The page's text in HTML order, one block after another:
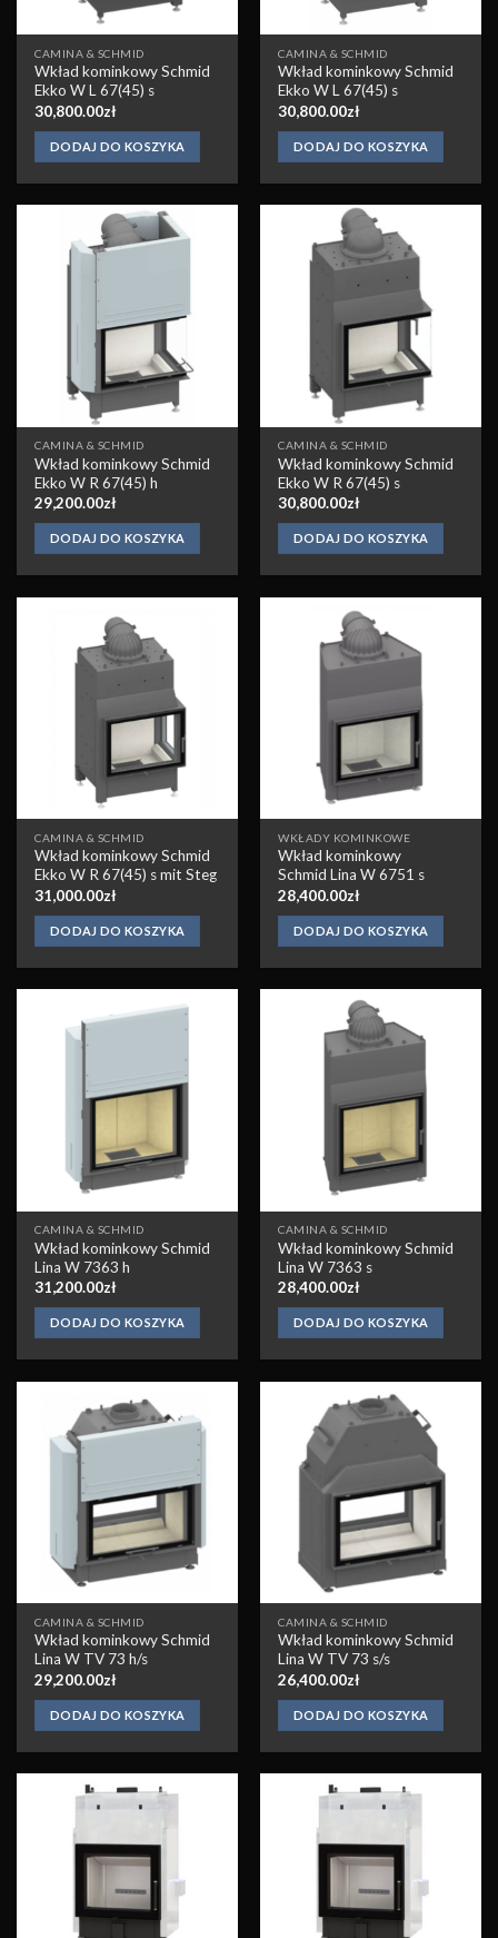
CAMINA & SCHMID
Wkład kominkowy Schmid
Ekko W L 67(45) s
30,800.00zł
DODAJ DO KOSZYKA
CAMINA & SCHMID
Wkład kominkowy Schmid
Ekko W L 67(45) s
30,800.00zł
DODAJ DO KOSZYKA
CAMINA & SCHMID
Wkład kominkowy Schmid
Ekko W R 67(45) h
29,200.00zł
DODAJ DO KOSZYKA
Obserwuj
CAMINA & SCHMID
Wkład kominkowy Schmid
Ekko W R 67(45) s
30,800.00zł
DODAJ DO KOSZYKA
Obserwuj
CAMINA & SCHMID
Wkład kominkowy Schmid
Ekko W R 67(45) s mit Steg
31,000.00zł
DODAJ DO KOSZYKA
Obserwuj
WKŁADY KOMINKOWE
Wkład kominkowy
Schmid Lina W 6751 s
28,400.00zł
DODAJ DO KOSZYKA
Obserwuj
CAMINA & SCHMID
Wkład kominkowy Schmid
Lina W 7363 h
31,200.00zł
DODAJ DO KOSZYKA
Obserwuj
CAMINA & SCHMID
Wkład kominkowy Schmid
Lina W 7363 s
28,400.00zł
DODAJ DO KOSZYKA
Obserwuj
CAMINA & SCHMID
Wkład kominkowy Schmid
Lina W TV 73 h/s
29,200.00zł
DODAJ DO KOSZYKA
Obserwuj
CAMINA & SCHMID
Wkład kominkowy Schmid
Lina W TV 73 s/s
26,400.00zł
DODAJ DO KOSZYKA